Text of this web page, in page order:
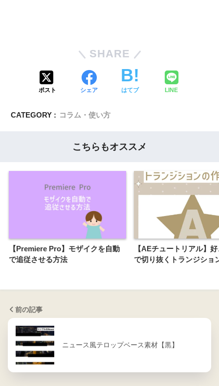
SHARE
ポスト シェア はてブ LINE
CATEGORY : コラム・使い方
こちらもオススメ
【Premiere Pro】モザイクを自動
で追従させる方法
【AEチュートリアル】
で切り抜くトランジショ
前の記事
ニュース風テロップベース素材【黒】